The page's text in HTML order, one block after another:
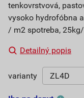
tenkovrstvová,
vysoko hydrofóbna
/ m2 spotreba,
Detailný popis
varianty